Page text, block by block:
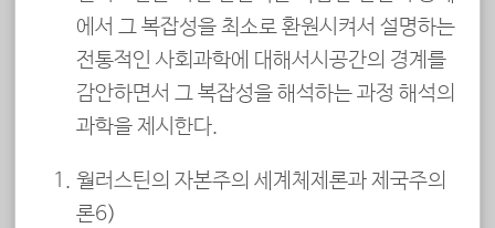
에서 그 복잡성을 최소로 환원시켜서 설명하는
전통적인 사회과학에 대해서시공간의 경계를
감안하면서 그 복잡성을 해석하는 과정 해석의
과학을 제시한다.
월러스틴의 자본주의 세계체제론과 제국주의
론6)